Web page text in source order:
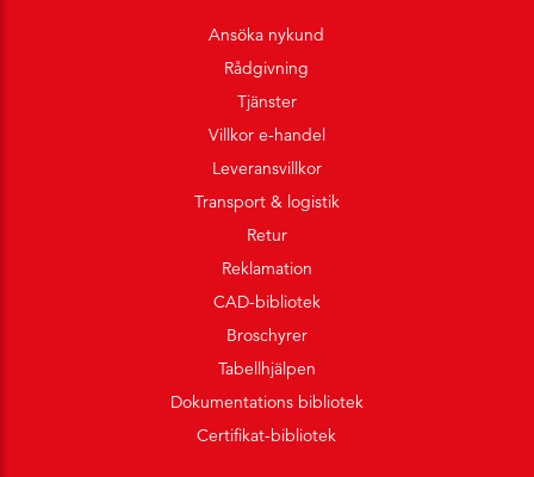
Ansöka nykund
Rådgivning
Tjänster
Villkor e-handel
Leveransvillkor
Transport & logistik
Retur
Reklamation
CAD-bibliotek
Broschyrer
Tabellhjälpen
Dokumentations bibliotek
Certifikat-bibliotek